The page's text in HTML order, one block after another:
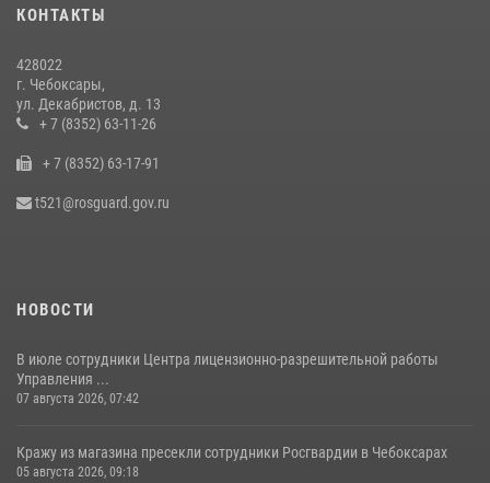
27 июля 2026, 05:05
В преддверии сезона охоты Управление Росгвардии по Чувашской
Республике напоминает о правилах обращения с оружием
16 июля 2026, 12:46
Офицер СОБР «Искра» завоевал серебряную медаль на чемпионате
КОНТАКТЫ
428022
г. Чебоксары,
ул. Декабристов, д. 13
+ 7 (8352) 63-11-26
+ 7 (8352) 63-17-91
t521@rosguard.gov.ru
НОВОСТИ
В июле сотрудники Центра лицензионно-разрешительной работы
Управления ...
07 августа 2026, 07:42
Кражу из магазина пресекли сотрудники Росгвардии в Чебоксарах
05 августа 2026, 09:18